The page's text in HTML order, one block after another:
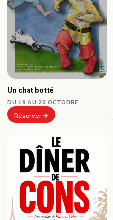
Un chat botté
DU 19 AU 20 OCTOBRE
Réserver